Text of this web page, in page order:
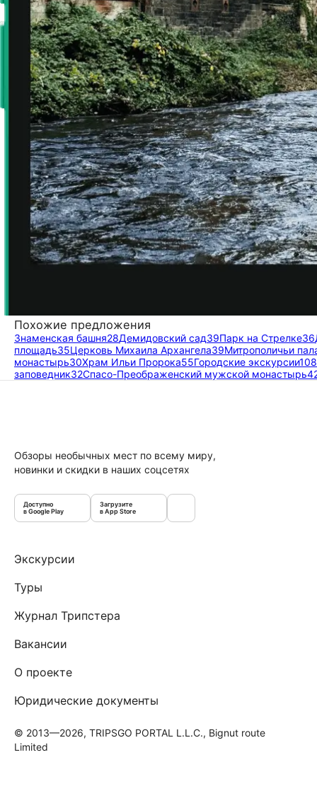
Похожие предложения
Знаменская башня28Демидовский сад39Парк на Стрелке36
площадь35Церковь Михаила Архангела39Митрополичьи
монастырь30Храм Ильи Пророка55Городские экскурсии108
заповедник32Спасо-Преображенский мужской монастырь
Обзоры необычных мест по всему миру,
новинки и скидки в наших соцсетях
Доступно
в Google Play
Загрузите
в App Store
Экскурсии
Туры
Журнал Трипстера
Вакансии
О проекте
Юридические документы
© 2013—2026, TRIPSGO PORTAL L.L.C., Bignut route
Limited